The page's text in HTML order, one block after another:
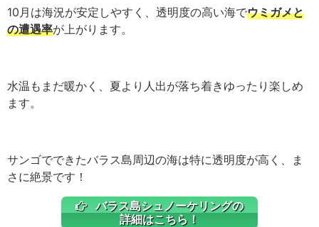
10月は海況が安定しやすく、透明度の高い海でウミガメと
の遭遇率が上がります。
水温もまだ暖かく、夏より人出が落ち着きゆったり楽しめ
ます。
サンゴでできたバラス島周辺の海は特に透明度が高く、ま
さに絶景です！
バラス島シュノーケリングの
詳細はこちら！